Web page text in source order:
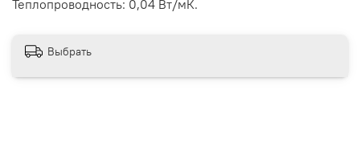
Теплопроводность: 0,04 Вт/мК.
Выбрать